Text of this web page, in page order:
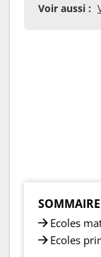
Voir aussi :
SOMMAIRE
Ecoles
Ecoles